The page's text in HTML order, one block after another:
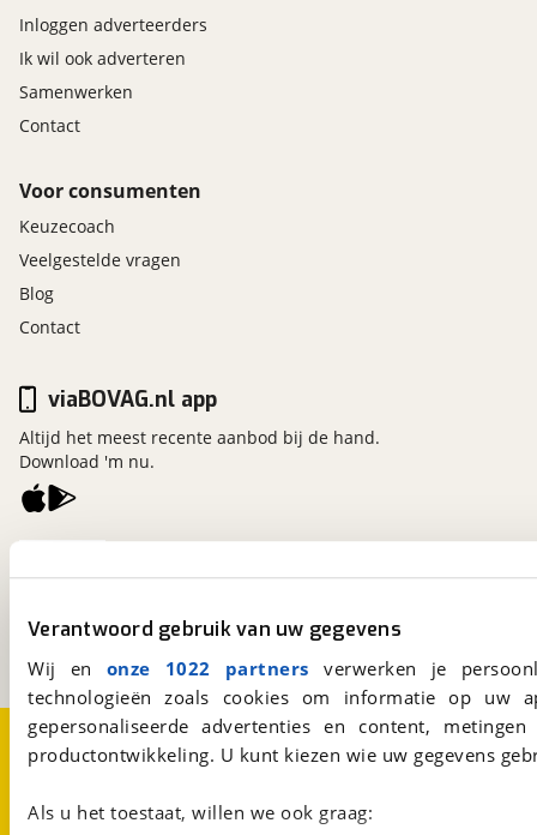
Verantwoord gebruik van uw gegevens
Wij en onze 1022 partners verwerken je
technologieën zoals cookies om informatie op
gepersonaliseerde advertenties en content,
productontwikkeling. U kunt kiezen wie uw gegevens
Als u het toestaat, willen we ook graag:
Inloggen adverteerders
Ik wil ook adverteren
Samenwerken
Contact
Voor consumenten
Keuzecoach
Veelgestelde vragen
Blog
Contact
Een initiatief van
viaBOVAG.nl app
Altijd het meest recente aanbod bij de hand.
Download 'm nu.
Over viaBOVAG.nlDisclaimer- en Privacyverklaring
CookievoorkeurenVacatures